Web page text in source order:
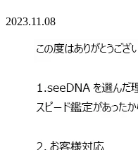
2023.11.08